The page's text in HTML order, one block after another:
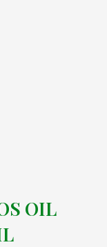
OIL